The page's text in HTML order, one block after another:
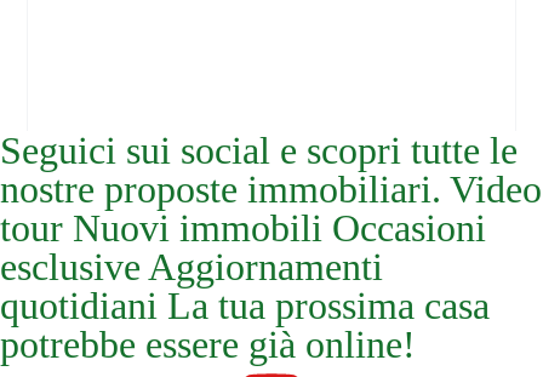
Seguici sui social e scopri tutte le
nostre proposte immobiliari. Video
tour Nuovi immobili Occasioni
esclusive Aggiornamenti
quotidiani La tua prossima casa
potrebbe essere già online!